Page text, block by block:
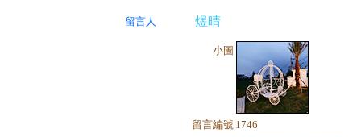
留言人 煜晴
小圖
留言編號 1746